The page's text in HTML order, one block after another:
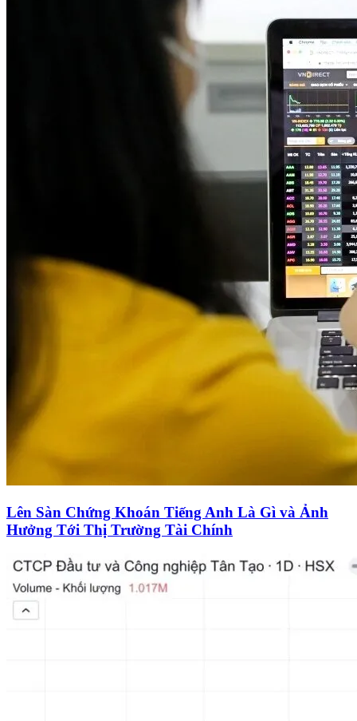
Lên Sàn Chứng Khoán Tiếng Anh Là Gì và Ảnh
Hưởng Tới Thị Trường Tài Chính